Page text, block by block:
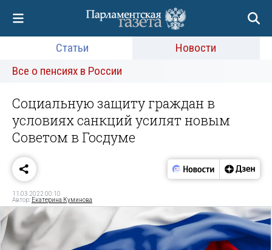
Статьи
Новости
Все о пенсиях в России
Социальную защиту граждан в
условиях санкций усилят новым
Советом в Госдуме
11.03.2022 00:10
Автор: Екатерина Куминова